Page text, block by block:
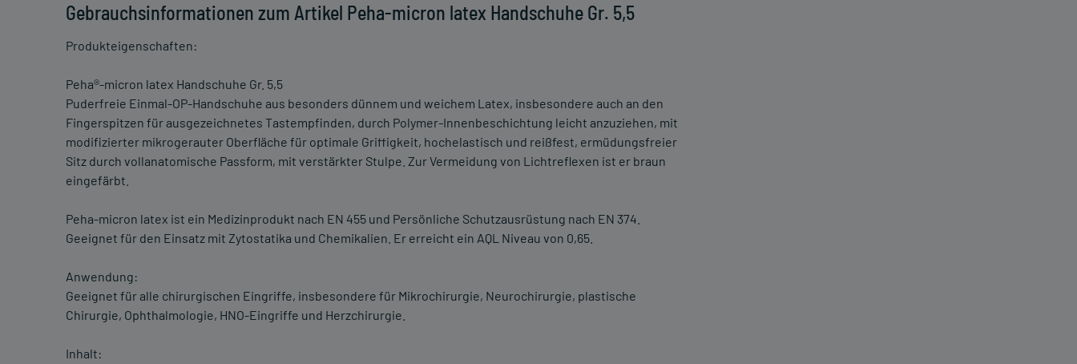
Gebrauchsinformationen zum Artikel Peha-micron latex Handschuhe Gr. 5,5
Produkteigenschaften:
Peha®-micron latex Handschuhe Gr. 5,5
Puderfreie Einmal-OP-Handschuhe aus besonders dünnem und weichem Latex, insbesondere auch an den
Fingerspitzen für ausgezeichnetes Tastempfinden, durch Polymer-Innenbeschichtung leicht anzuziehen, mit
modifizierter mikrogerauter Oberfläche für optimale Griffigkeit, hochelastisch und reißfest, ermüdungsfreier
Sitz durch vollanatomische Passform, mit verstärkter Stulpe. Zur Vermeidung von Lichtreflexen ist er braun
eingefärbt.
Peha-micron latex ist ein Medizinprodukt nach EN 455 und Persönliche Schutzausrüstung nach EN 374.
Geeignet für den Einsatz mit Zytostatika und Chemikalien. Er erreicht ein AQL Niveau von 0,65.
Anwendung:
Geeignet für alle chirurgischen Eingriffe, insbesondere für Mikrochirurgie, Neurochirurgie, plastische
Chirurgie, Ophthalmologie, HNO-Eingriffe und Herzchirurgie.
Inhalt: